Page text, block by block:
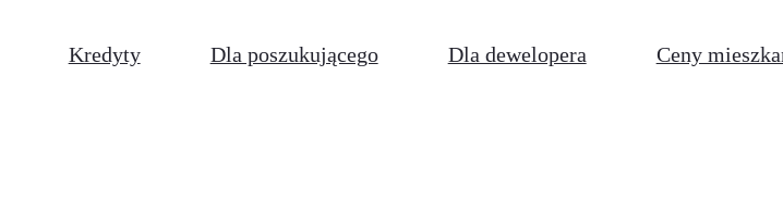
Kredyty Dla poszukującego Dla dewelopera Ceny